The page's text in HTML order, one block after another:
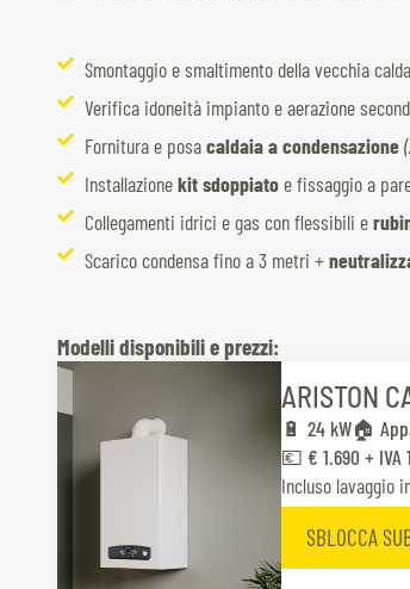
Smontaggio e smaltimento della vecchia
Verifica idoneità impianto e aerazione
Fornitura e posacaldaia a condensazione
Installazionekit sdoppiato e fissaggio a
Collegamenti idrici e gas con flessibili e
Scarico condensa fino a 3 metri +
Modelli disponibili e prezzi:
ARISTON
🔋 24 kW🏠
💶 € 1.690 + IVA
Incluso lavaggio
SBLOCCA